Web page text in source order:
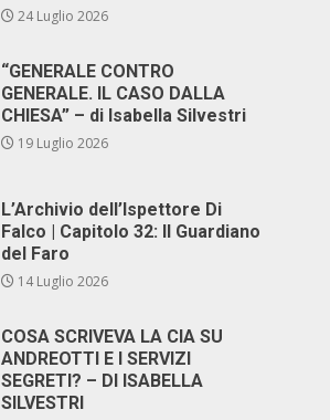
24 Luglio 2026
“GENERALE CONTRO
GENERALE. IL CASO DALLA
CHIESA” – di Isabella Silvestri
19 Luglio 2026
L’Archivio dell’Ispettore Di
Falco | Capitolo 32: Il Guardiano
del Faro
14 Luglio 2026
COSA SCRIVEVA LA CIA SU
ANDREOTTI E I SERVIZI
SEGRETI? – DI ISABELLA
SILVESTRI